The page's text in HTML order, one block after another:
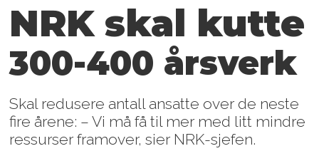
NRK skal kutte
300-400 årsverk
Skal redusere antall ansatte over de neste
fire årene: – Vi må få til mer med litt mindre
ressurser framover, sier NRK-sjefen.